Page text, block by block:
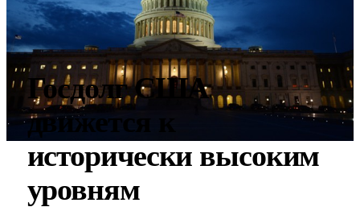
Госдолг США
движется к
исторически высоким
уровням